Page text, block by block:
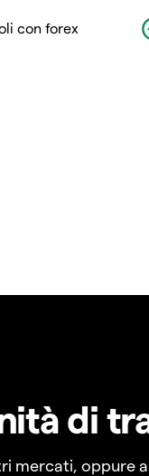
con forex
di
mercati, oppure